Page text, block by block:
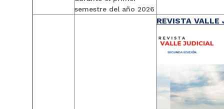
semestre del año 2026
REVISTA VALLE